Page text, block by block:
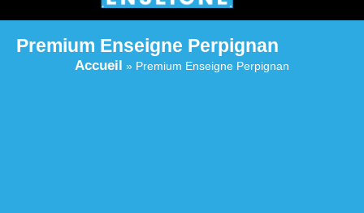
Premium Enseigne Perpignan
Accueil » Premium Enseigne Perpignan